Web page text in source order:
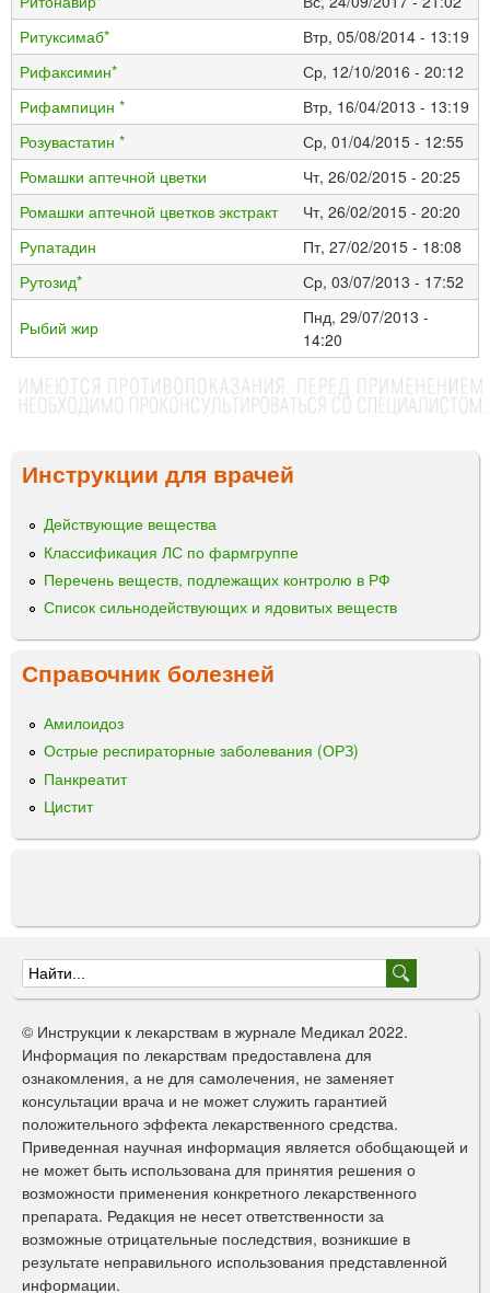
Ритуксимаб*
Втр, 05/08/2014 - 13:19
Рифаксимин*
Ср, 12/10/2016 - 20:12
Рифампицин *
Втр, 16/04/2013 - 13:19
Розувастатин *
Ср, 01/04/2015 - 12:55
Ромашки аптечной цветки
Чт, 26/02/2015 - 20:25
Ромашки аптечной цветков экстракт
Чт, 26/02/2015 - 20:20
Рупатадин
Пт, 27/02/2015 - 18:08
Рутозид*
Ср, 03/07/2013 - 17:52
Рыбий жир
Пнд, 29/07/2013 -
14:20
Инструкции для врачей
Действующие вещества
Классификация ЛС по фармгруппе
Перечень веществ, подлежащих контролю в РФ
Список сильнодействующих и ядовитых веществ
Справочник болезней
Амилоидоз
Острые респираторные заболевания (ОРЗ)
Панкреатит
Цистит
Ф
о
р
м
а
п
о
и
с
© Инструкции к лекарствам в журнале Медикал 2022.
Информация по лекарствам предоставлена для
ознакомления, а не для самолечения, не заменяет
консультации врача и не может служить гарантией
положительного эффекта лекарственного средства.
Приведенная научная информация является обобщающей и
не может быть использована для принятия решения о
возможности применения конкретного лекарственного
препарата. Редакция не несет ответственности за
возможные отрицательные последствия, возникшие в
результате неправильного использования представленной
информации.